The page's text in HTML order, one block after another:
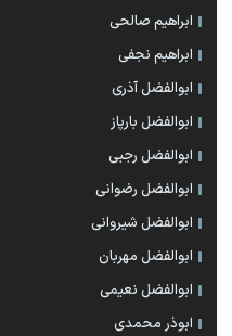
ابراهیم صالحی
ابراهیم نجفی
ابوالفضل آذری
ابوالفضل بارپاز
ابوالفضل رجبی
ابوالفضل رضوانی
ابوالفضل شیروانی
ابوالفضل مهربان
ابوالفضل نعیمی
ابوذر محمدی